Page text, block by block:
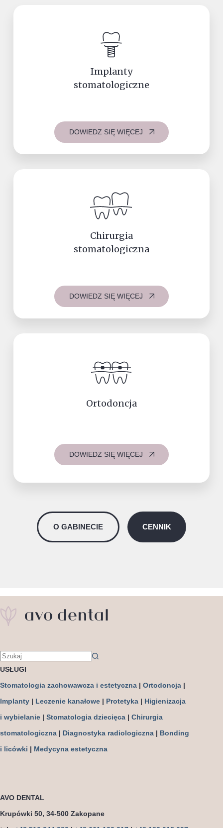
Implanty
stomatologiczne
DOWIEDZ SIĘ WIĘCEJ
Chirurgia
stomatologiczna
DOWIEDZ SIĘ WIĘCEJ
Ortodoncja
DOWIEDZ SIĘ WIĘCEJ
O GABINECIE CENNIK
USŁUGI
Stomatologia zachowawcza i estetyczna | Ortodoncja |
Implanty | Leczenie kanałowe | Protetyka | Higienizacja
i wybielanie | Stomatologia dziecięca | Chirurgia
stomatologiczna | Diagnostyka radiologiczna | Bonding
i licówki | Medycyna estetyczna
AVO DENTAL
Krupówki 50, 34-500 Zakopane